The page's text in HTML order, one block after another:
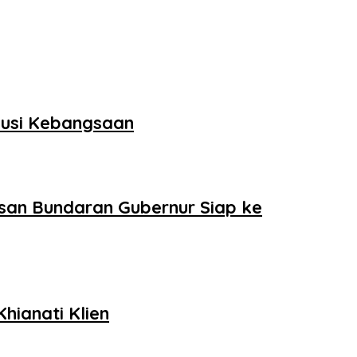
Kebangsaan
Bundaran Gubernur Siap ke
Klien